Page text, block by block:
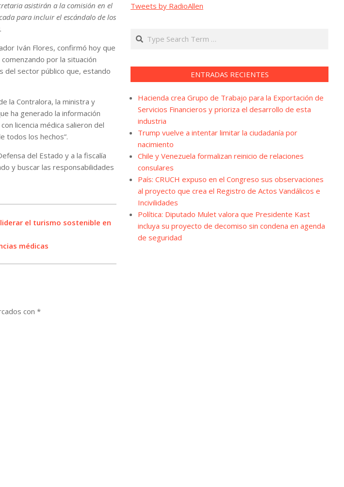
asistirán a la comisión en el
para incluir el escándalo de los
Iván Flores, confirmó hoy que
por la situación
del sector público que, estando
la Contralora, la ministra y
ha generado la información
licencia médica salieron del
todos los hechos”.
del Estado y a la fiscalía
y buscar las responsabilidades
el turismo sostenible en
médicas
con *
Tweets by RadioAllen
Search
ENTRADAS RECIENTES
Hacienda crea Grupo de Trabajo para la Exportación de
Servicios Financieros y prioriza el desarrollo de esta
industria
Trump vuelve a intentar limitar la ciudadanía por
nacimiento
Chile y Venezuela formalizan reinicio de relaciones
consulares
País: CRUCH expuso en el Congreso sus observaciones
al proyecto que crea el Registro de Actos Vandálicos e
Incivilidades
Política: Diputado Mulet valora que Presidente Kast
incluya su proyecto de decomiso sin condena en agenda
de seguridad